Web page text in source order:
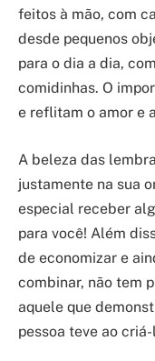
feitos à mão, com
desde pequenos
para o dia a dia,
comidinhas. O
e reflitam o amor e
A beleza das
justamente na sua
especial receber
para você! Além
de economizar e
combinar, não tem
aquele que
pessoa teve ao